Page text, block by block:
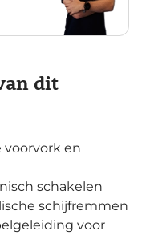
dit
voorvork en
schakelen
schijfremmen
voor